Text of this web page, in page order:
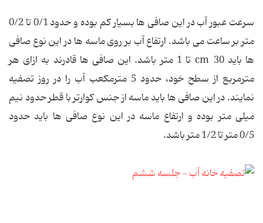
سرعت عبور آب در این صافی ها بسیار کم بوده و حدود 0/1 تا 0/2
متر بر ساعت می باشد. ارتفاع آب بر روی ماسه ها در این نوع صافی
ها باید cm 30 تا 1 متر باشد. این صافی ها قادرند به ازای هر
مترمربع از سطح خود، حدود 5 مترمکعب آب را در روز تصفیه
نمایند. در این صافی ها باید ماسه از جنس کوارتر با قطر حدود نیم
میلی متر بوده و ارتفاع ماسه در این نوع صافی ها باید حدود
0/5 متر تا 1/2 متر باشد.